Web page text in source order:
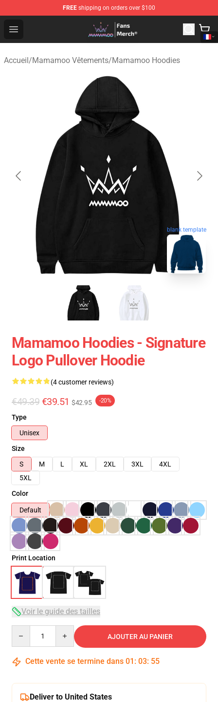
FREE shipping on orders over $100
Open menu
Mamamoo Store - Official Mamamoo Merchandise Shop
Accueil/Mamamoo Vêtements/Mamamoo Hoodies
blank template
Mamamoo Hoodies - Signature
Logo Pullover Hoodie
(4 customer reviews)
€49.39 €39.51 $42.95 -20%
Type
Unisex
Size
S
M L XL 2XL 3XL
4XL
5XL
Color
Default
Print Location
Voir le guide des tailles
AJOUTER AU PANIER
Cette vente se termine dans 01 : 03: 54
Deliver to United States